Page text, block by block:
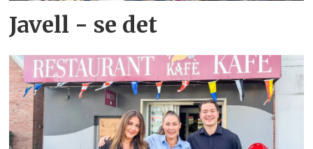
Javell - se det